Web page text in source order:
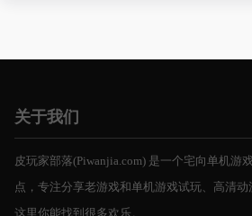
关于我们
皮玩家部落(Piwanjia.com) 是一个宅向单机游
点，专注分享老游戏和单机游戏试玩、高清
这里你能找到很多欢乐。